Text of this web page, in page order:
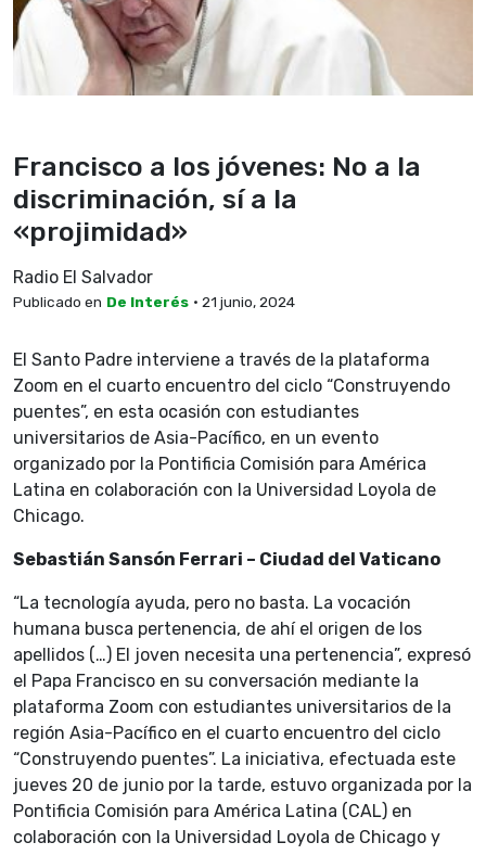
Francisco a los jóvenes: No a la
discriminación, sí a la
«projimidad»
Radio El Salvador
Publicado en De Interés • 21 junio, 2024
El Santo Padre interviene a través de la plataforma
Zoom en el cuarto encuentro del ciclo “Construyendo
puentes”, en esta ocasión con estudiantes
universitarios de Asia-Pacífico, en un evento
organizado por la Pontificia Comisión para América
Latina en colaboración con la Universidad Loyola de
Chicago.
Sebastián Sansón Ferrari – Ciudad del Vaticano
“La tecnología ayuda, pero no basta. La vocación
humana busca pertenencia, de ahí el origen de los
apellidos (…) El joven necesita una pertenencia”, expresó
el Papa Francisco en su conversación mediante la
plataforma Zoom con estudiantes universitarios de la
región Asia-Pacífico en el cuarto encuentro del ciclo
“Construyendo puentes”. La iniciativa, efectuada este
jueves 20 de junio por la tarde, estuvo organizada por la
Pontificia Comisión para América Latina (CAL) en
colaboración con la Universidad Loyola de Chicago y